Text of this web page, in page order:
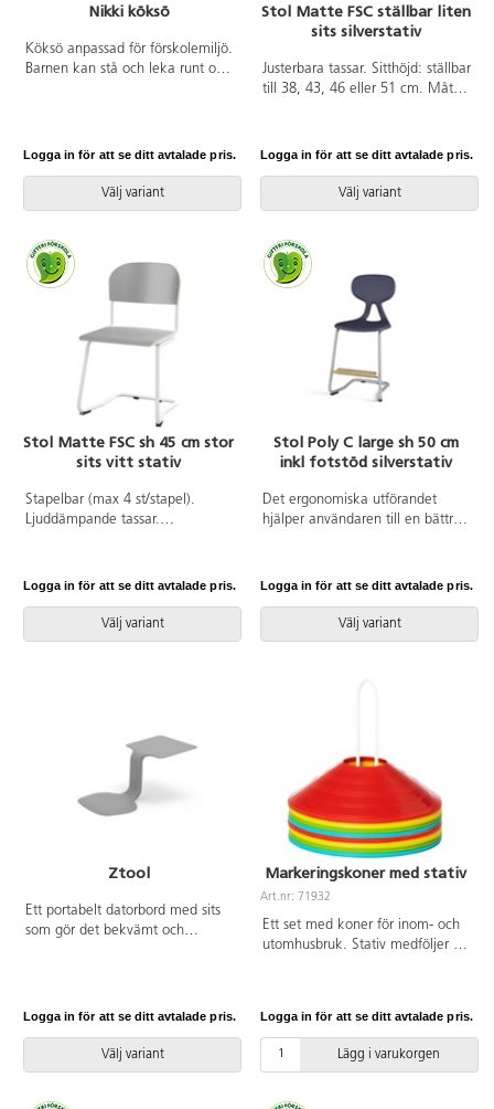
Nikki köksö
Köksö anpassad för förskolemiljö.
Barnen kan stå och leka runt om:
spånskiva, 16 mm MDF för
spisfönster i akrylplast och
spishäll i PET. Mått:
3 år. Vikt 47 kg. Levereras
monterad.
Logga in för att se ditt avtalade pris.
Välj variant
Stol Matte FSC ställbar liten
sits silverstativ
Justerbara tassar. Sitthöjd: ställbar
till 38, 43, 46 eller 51 cm. Mått:
Silverlackerat stativ, RAL 9006.
Logga in för att se ditt avtalade pris.
Välj variant
Stol Matte FSC sh 45 cm stor
sits vitt stativ
Stapelbar (max 4 st/stapel).
Ljuddämpande tassar.
B42xD39 cm. Totaldjupet på
Sits och rygg i högtryckslaminat.
Vitlackerat stativ RAL 9003.
Logga in för att se ditt avtalade pris.
Välj variant
Stol Poly C large sh 50 cm
inkl fotstöd silverstativ
Det ergonomiska utförandet
hjälper användaren till en bättre
stolar och upphängningsbar när
rengöra. Skal i polyuretan.
Silverlackerat stativ RAL 9006.
Logga in för att se ditt avtalade pris.
Välj variant
Ztool
Ett portabelt datorbord med sits
som gör det bekvämt och
direkt på golvet som på en pall
B36xD25,5 cm. Skrivyta
36x26 cm. Av polypropen.
Logga in för att se ditt avtalade pris.
Välj variant
Markeringskoner med stativ
Art.nr: 71932
Ett set med koner för inom- och
utomhusbruk. Stativ medföljer för
Logga in för att se ditt avtalade pris.
Lägg i varukorgen